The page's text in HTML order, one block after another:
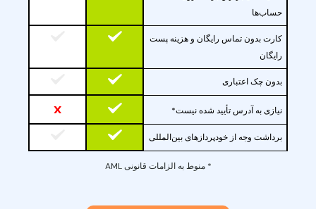
حساب‌ها
کارت بدون تماس رایگان و هزینه پست
رایگان
بدون چک اعتباری
نیازی به آدرس تأیید شده نیست* x
برداشت وجه از خودپردازهای بین‌المللی
* منوط به الزامات قانونی AML